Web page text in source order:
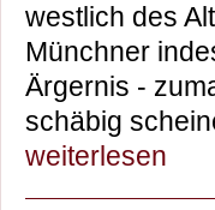
westlich des
Münchner
Ärgernis -
schäbig
weiterlesen